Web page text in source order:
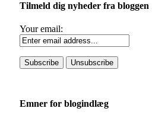
Tilmeld dig nyheder fra bloggen
Your email:
Emner for blogindlæg